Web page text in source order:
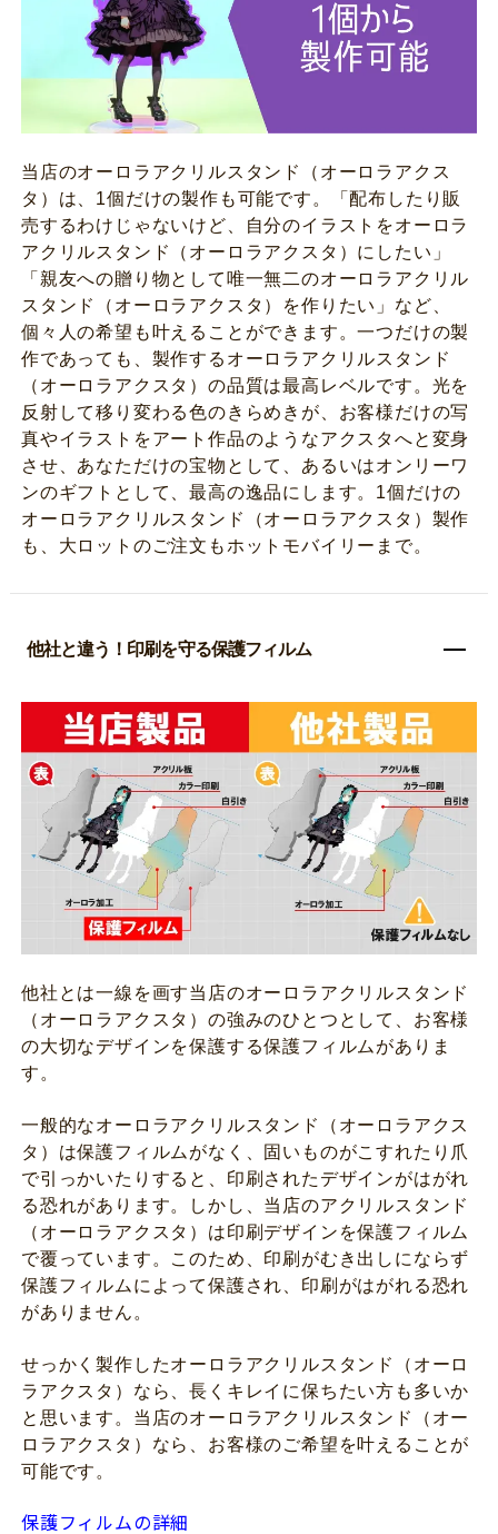
当店のオーロラアクリルスタンド（オーロラアクス
タ）は、1個だけの製作も可能です。「配布したり販
売するわけじゃないけど、自分のイラストをオーロラ
アクリルスタンド（オーロラアクスタ）にしたい」
「親友への贈り物として唯一無二のオーロラアクリル
スタンド（オーロラアクスタ）を作りたい」など、
個々人の希望も叶えることができます。一つだけの製
作であっても、製作するオーロラアクリルスタンド
（オーロラアクスタ）の品質は最高レベルです。光を
反射して移り変わる色のきらめきが、お客様だけの写
真やイラストをアート作品のようなアクスタへと変身
させ、あなただけの宝物として、あるいはオンリーワ
ンのギフトとして、最高の逸品にします。1個だけの
オーロラアクリルスタンド（オーロラアクスタ）製作
も、大ロットのご注文もホットモバイリーまで。
他社と違う！印刷を守る保護フィルム
他社とは一線を画す当店のオーロラアクリルスタンド
（オーロラアクスタ）の強みのひとつとして、お客様
の大切なデザインを保護する保護フィルムがありま
す。
一般的なオーロラアクリルスタンド（オーロラアクス
タ）は保護フィルムがなく、固いものがこすれたり爪
で引っかいたりすると、印刷されたデザインがはがれ
る恐れがあります。しかし、当店のアクリルスタンド
（オーロラアクスタ）は印刷デザインを保護フィルム
で覆っています。このため、印刷がむき出しにならず
保護フィルムによって保護され、印刷がはがれる恐れ
がありません。
せっかく製作したオーロラアクリルスタンド（オーロ
ラアクスタ）なら、長くキレイに保ちたい方も多いか
と思います。当店のオーロラアクリルスタンド（オー
ロラアクスタ）なら、お客様のご希望を叶えることが
可能です。
保護フィルムの詳細